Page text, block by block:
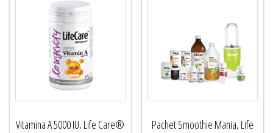
Vitamina A 5000 IU, Life Care®
Pachet Smoothie Mania, Life